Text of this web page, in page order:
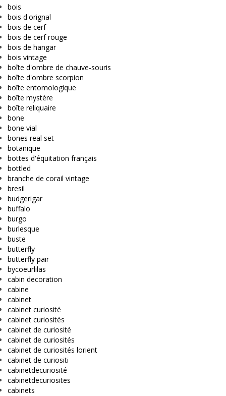
bois
bois d'orignal
bois de cerf
bois de cerf rouge
bois de hangar
bois vintage
boîte d'ombre de chauve-souris
boîte d'ombre scorpion
boîte entomologique
boîte mystère
boîte reliquaire
bone
bone vial
bones real set
botanique
bottes d'équitation français
bottled
branche de corail vintage
bresil
budgerigar
buffalo
burgo
burlesque
buste
butterfly
butterfly pair
bycoeurlilas
cabin decoration
cabine
cabinet
cabinet curiosité
cabinet curiosités
cabinet de curiosité
cabinet de curiosités
cabinet de curiosités lorient
cabinet de curiositi
cabinetdecuriosité
cabinetdecuriosites
cabinets